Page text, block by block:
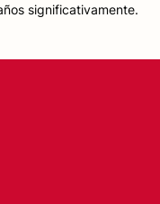
significativamente.